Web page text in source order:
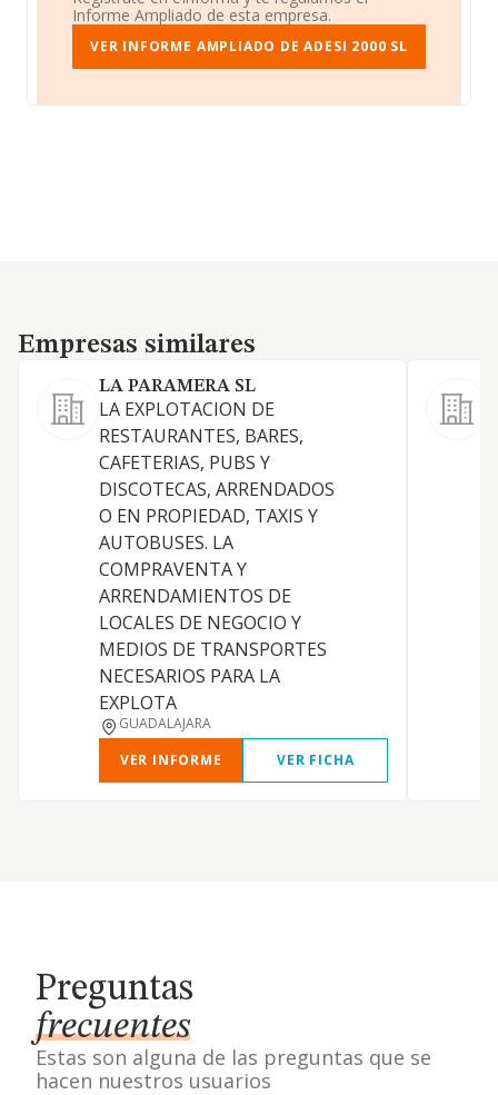
Informe Ampliado de esta empresa.
VER INFORME AMPLIADO DE ADESI 2000 SL
Empresas similares
Empresas similares
LA PARAMERA SL
LA EXPLOTACION DE
RESTAURANTES, BARES,
CAFETERIAS, PUBS Y
DISCOTECAS, ARRENDADOS
O EN PROPIEDAD, TAXIS Y
AUTOBUSES. LA
COMPRAVENTA Y
ARRENDAMIENTOS DE
LOCALES DE NEGOCIO Y
MEDIOS DE TRANSPORTES
NECESARIOS PARA LA
EXPLOTA
GUADALAJARA
VER INFORME
VER FICHA
Preguntas
frecuentes
Estas son alguna de las preguntas que se
hacen nuestros usuarios